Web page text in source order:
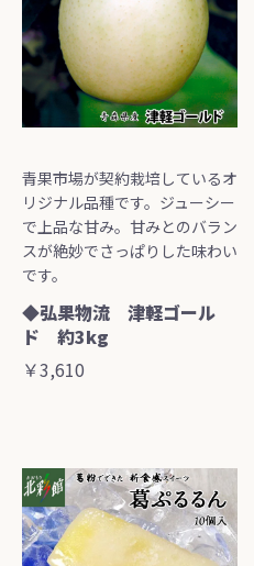
青果市場が契約栽培しているオ
リジナル品種です。ジューシー
で上品な甘み。甘みとのバラン
スが絶妙でさっぱりした味わい
です。
◆弘果物流 津軽ゴール
ド 約3kg
￥3,610